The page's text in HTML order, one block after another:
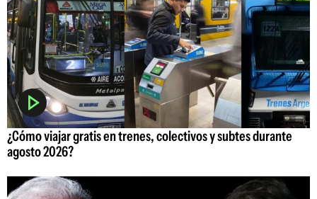
¿Cómo viajar gratis en trenes, colectivos y subtes durante
agosto 2026?